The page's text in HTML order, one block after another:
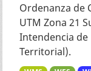
Ordenanza de
UTM Zona 21
Intendencia
Territorial).